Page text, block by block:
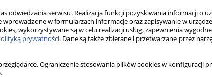
odwiedzania serwisu. Realizacja funkcji pozyskiwania informacji o
w formularzach informacje oraz zapisywanie w
wykorzystywane są w celu realizacji usług, zapewnienia
prywatności. Dane są także zbierane i przetwarzane przez
Ograniczenie stosowania plików cookies w konfiguracji